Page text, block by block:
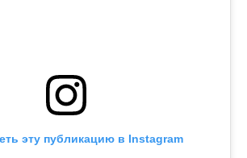
эту публикацию в Instagram